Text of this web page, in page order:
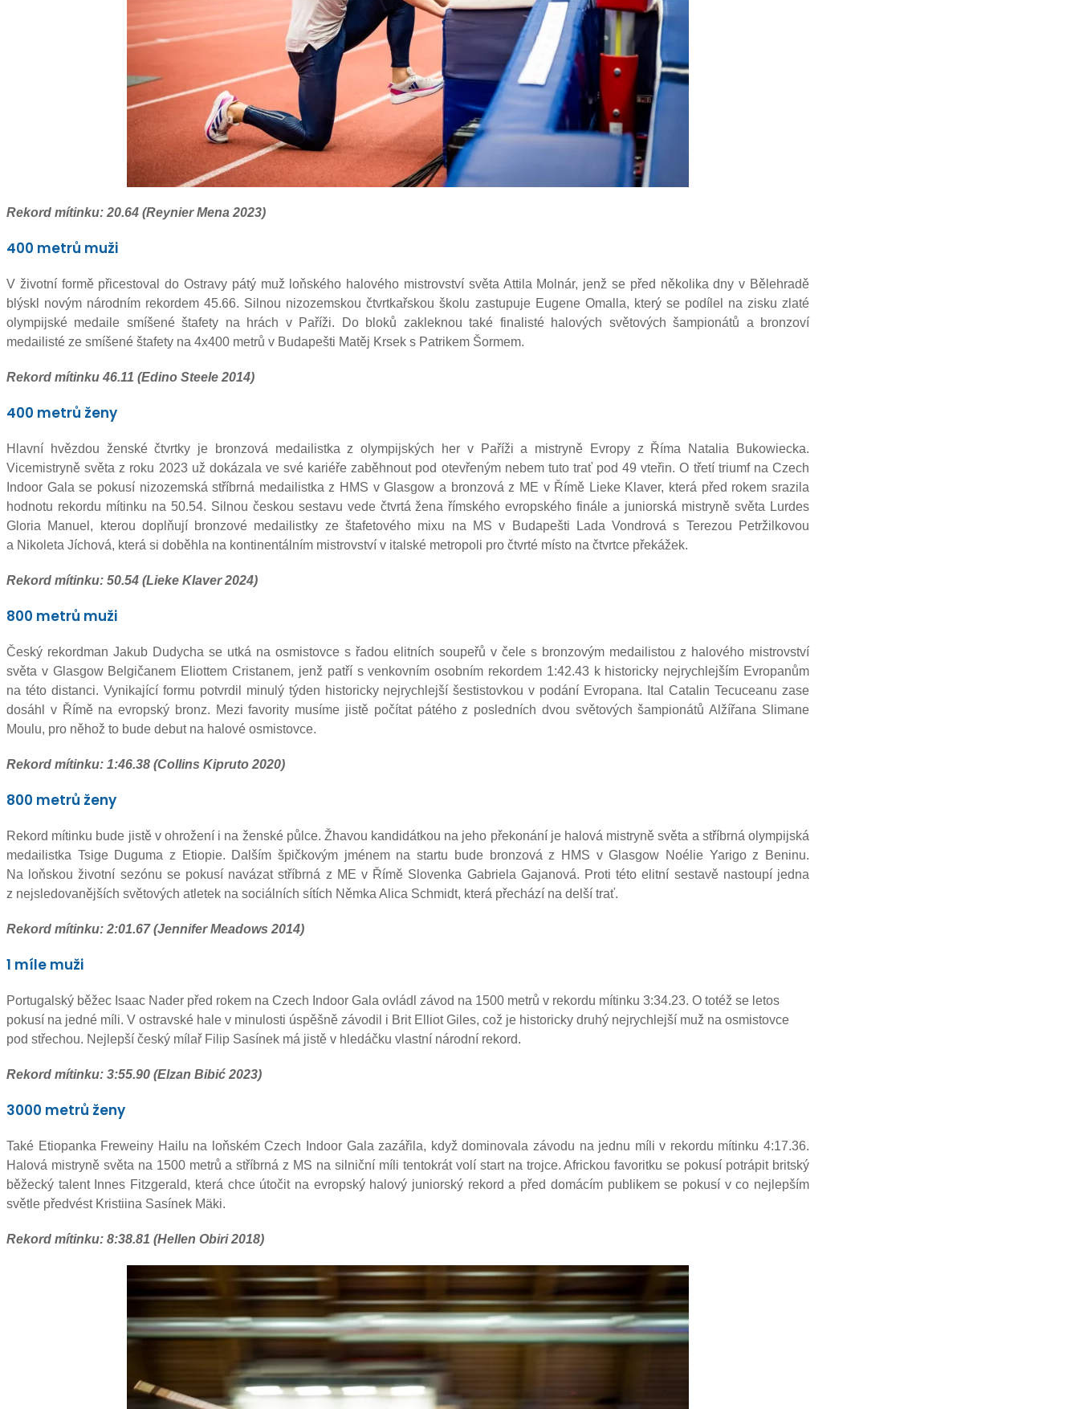
Rekord mítinku: 20.64 (Reynier Mena 2023)
400 metrů muži
V životní formě přicestoval do Ostravy pátý muž loňského halového mistrovství světa Attila Molnár, jenž se před několika dny v Bělehradě
blýskl novým národním rekordem 45.66. Silnou nizozemskou čtvrtkařskou školu zastupuje Eugene Omalla, který se podílel na zisku zlaté
olympijské medaile smíšené štafety na hrách v Paříži. Do bloků zakleknou také finalisté halových světových šampionátů a bronzoví
medailisté ze smíšené štafety na 4x400 metrů v Budapešti Matěj Krsek s Patrikem Šormem.
Rekord mítinku 46.11 (Edino Steele 2014)
400 metrů ženy
Hlavní hvězdou ženské čtvrtky je bronzová medailistka z olympijských her v Paříži a mistryně Evropy z Říma Natalia Bukowiecka.
Vicemistryně světa z roku 2023 už dokázala ve své kariéře zaběhnout pod otevřeným nebem tuto trať pod 49 vteřin. O třetí triumf na Czech
Indoor Gala se pokusí nizozemská stříbrná medailistka z HMS v Glasgow a bronzová z ME v Římě Lieke Klaver, která před rokem srazila
hodnotu rekordu mítinku na 50.54. Silnou českou sestavu vede čtvrtá žena římského evropského finále a juniorská mistryně světa Lurdes
Gloria Manuel, kterou doplňují bronzové medailistky ze štafetového mixu na MS v Budapešti Lada Vondrová s Terezou Petržilkovou
a Nikoleta Jíchová, která si doběhla na kontinentálním mistrovství v italské metropoli pro čtvrté místo na čtvrtce překážek.
Rekord mítinku: 50.54 (Lieke Klaver 2024)
800 metrů muži
Český rekordman Jakub Dudycha se utká na osmistovce s řadou elitních soupeřů v čele s bronzovým medailistou z halového mistrovství
světa v Glasgow Belgičanem Eliottem Cristanem, jenž patří s venkovním osobním rekordem 1:42.43 k historicky nejrychlejším Evropanům
na této distanci. Vynikající formu potvrdil minulý týden historicky nejrychlejší šestistovkou v podání Evropana. Ital Catalin Tecuceanu zase
dosáhl v Římě na evropský bronz. Mezi favority musíme jistě počítat pátého z posledních dvou světových šampionátů Alžířana Slimane
Moulu, pro něhož to bude debut na halové osmistovce.
Rekord mítinku: 1:46.38 (Collins Kipruto 2020)
800 metrů ženy
Rekord mítinku bude jistě v ohrožení i na ženské půlce. Žhavou kandidátkou na jeho překonání je halová mistryně světa a stříbrná olympijská
medailistka Tsige Duguma z Etiopie. Dalším špičkovým jménem na startu bude bronzová z HMS v Glasgow Noélie Yarigo z Beninu.
Na loňskou životní sezónu se pokusí navázat stříbrná z ME v Římě Slovenka Gabriela Gajanová. Proti této elitní sestavě nastoupí jedna
z nejsledovanějších světových atletek na sociálních sítích Němka Alica Schmidt, která přechází na delší trať.
Rekord mítinku: 2:01.67 (Jennifer Meadows 2014)
1 míle muži
Portugalský běžec Isaac Nader před rokem na Czech Indoor Gala ovládl závod na 1500 metrů v rekordu mítinku 3:34.23. O totéž se letos
pokusí na jedné míli. V ostravské hale v minulosti úspěšně závodil i Brit Elliot Giles, což je historicky druhý nejrychlejší muž na osmistovce
pod střechou. Nejlepší český mílař Filip Sasínek má jistě v hledáčku vlastní národní rekord.
Rekord mítinku: 3:55.90 (Elzan Bibić 2023)
3000 metrů ženy
Také Etiopanka Freweiny Hailu na loňském Czech Indoor Gala zazářila, když dominovala závodu na jednu míli v rekordu mítinku 4:17.36.
Halová mistryně světa na 1500 metrů a stříbrná z MS na silniční míli tentokrát volí start na trojce. Africkou favoritku se pokusí potrápit britský
běžecký talent Innes Fitzgerald, která chce útočit na evropský halový juniorský rekord a před domácím publikem se pokusí v co nejlepším
světle předvést Kristiina Sasínek Mäki.
Rekord mítinku: 8:38.81 (Hellen Obiri 2018)